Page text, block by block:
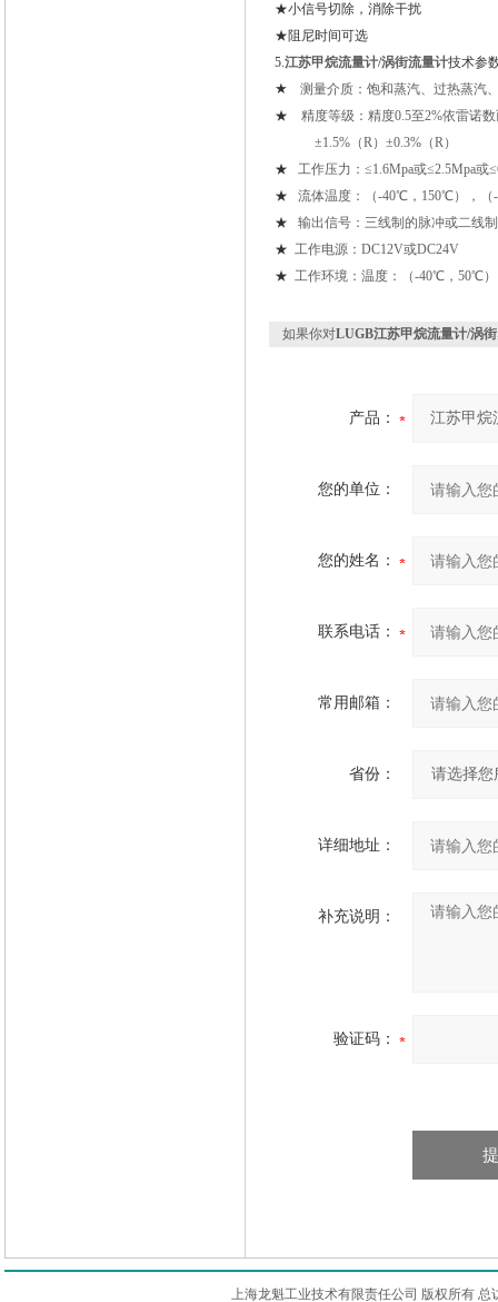
★小信号切除，消除干扰
★阻尼时间可选
5.江苏甲烷流量计/涡街流量计技术参
★
测量介质：饱和蒸汽、过热蒸汽
★ 精度等级：精度0.5至2%依雷诺
±1.5%（R）±0.3%（R）
★ 工作压力：≤1.6Mpa或≤2.5Mpa或
★ 流体温度：（-40℃，150℃），
★ 输出信号：三线制的脉冲或二线
★ 工作电源：DC12V或DC24V
★ 工作环境：温度：（-40℃，50℃
如果你对LUGB江苏甲烷流量计/涡街
产品：
您的单位：
您的姓名：
联系电话：
常用邮箱：
省份：
详细地址：
补充说明：
验证码：
上海龙魁工业技术有限责任公司 版权所有 总